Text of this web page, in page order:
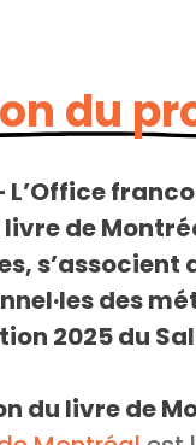
du
– L’Office
de
des
2025 du
du livre de